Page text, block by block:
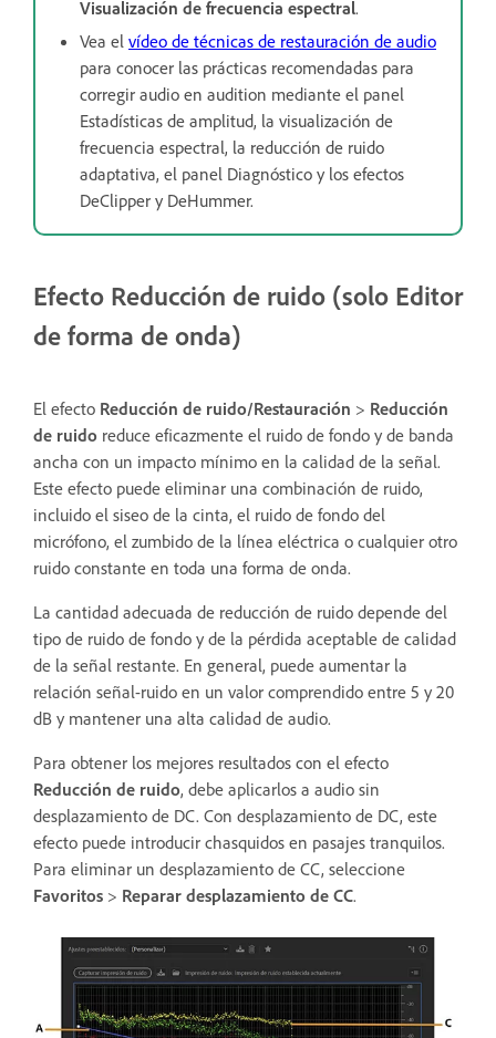
Visualización de frecuencia espectral.
Vea el vídeo de técnicas de restauración de audio
para conocer las prácticas recomendadas para
corregir audio en audition mediante el panel
Estadísticas de amplitud, la visualización de
frecuencia espectral, la reducción de ruido
adaptativa, el panel Diagnóstico y los efectos
DeClipper y DeHummer.
Efecto Reducción de ruido (solo Editor
de forma de onda)
El efecto Reducción de ruido/Restauración > Reducción
de ruido reduce eficazmente el ruido de fondo y de banda
ancha con un impacto mínimo en la calidad de la señal.
Este efecto puede eliminar una combinación de ruido,
incluido el siseo de la cinta, el ruido de fondo del
micrófono, el zumbido de la línea eléctrica o cualquier otro
ruido constante en toda una forma de onda.
La cantidad adecuada de reducción de ruido depende del
tipo de ruido de fondo y de la pérdida aceptable de calidad
de la señal restante. En general, puede aumentar la
relación señal-ruido en un valor comprendido entre 5 y 20
dB y mantener una alta calidad de audio.
Para obtener los mejores resultados con el efecto
Reducción de ruido, debe aplicarlos a audio sin
desplazamiento de DC. Con desplazamiento de DC, este
efecto puede introducir chasquidos en pasajes tranquilos.
Para eliminar un desplazamiento de CC, seleccione
Favoritos > Reparar desplazamiento de CC.